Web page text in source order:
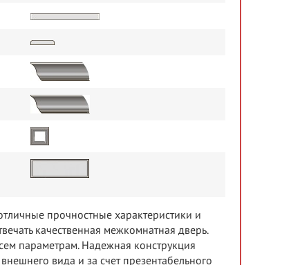
прочностные характеристики и
качественная межкомнатная дверь.
параметрам. Надежная конструкция
вида и за счет презентабельного